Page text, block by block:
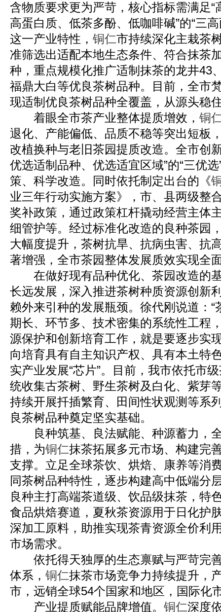
含物质要求更为严苛，核心指标需满足
高蛋白质、低茶多酚、低咖啡碱”的“三
这一产业特性， 铜仁市持续深化主栽茶
准筛选出适配本地生态条件、符合抹茶
种，重点规模化推广适制抹茶的龙井43
福鼎大白等优良茶树品种。目前，全市
现适制优良茶树品种全覆盖，从源头稳
着眼全市茶产业整体提质增效， 铜
退化、产能偏低、品质不稳等突出短板
改植换种与老旧茶园提质改造。全市创
优选适制品种、优选适宜区域”的“三优
策、科学改造。同时依托制定出台的《
业三年行动实施方案》，市、县两级整
奖补政策，通过政策杠杆撬动经营主体
细管护等。经过标准化改造的良种茶园
大幅度提升，茶树抗旱、抗病虫害、抗
著增强，全市茶园整体发展质效实现全
在做好现有品种优化、茶园改造的
长远发展，深入推进茶树种质资源创新
赖外来引种的发展瓶颈。徐代刚说道：
期长、环节多、技术密集的系统性工程
源保护和创新培育工作，就是要逐步实
向培育具有自主知识产权、具有本土特
实产业发展“芯片”。目前，我市依托市
统收集古茶树、野生茶树及白化、紫芽
持续开展扦插繁育、田间性状观测等系
良茶树品种奠定坚实基础。
良种筑基、良法赋能、种源蓄力，
措，为铜仁抹茶拓展多元市场、构建完
支撑。立足全球茶饮、烘焙、康养等消
同茶树品种特性，逐步构建高中低端分
良种主打高端茶道级、饮品级抹茶，特
食品烘焙赛道，夏秋茶资源用于日化护
深加工原料，助推实现茶青资源全价利
市场需求。
依托得天独厚的生态禀赋与严苛完
体系， 铜仁抹茶市场竞争力持续提升，
市，远销全球54个国家和地区，国际化
产业提质赋能品牌增值。 铜仁深度